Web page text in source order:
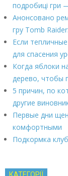
подробиці гри
Анонсовано
гру Tomb
Если
для спасения
Когда яблоки
дерево, чтобы
5 причин, по
другие
Первые дни
комфортными
Подкормка